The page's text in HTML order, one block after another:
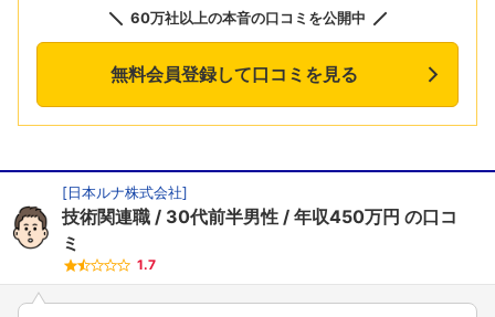
60万社以上の本音の口コミを公開中
無料会員登録して口コミを見る
[日本ルナ株式会社]
技術関連職 30代前半男性 年収450万円 の口コ
ミ
1.7